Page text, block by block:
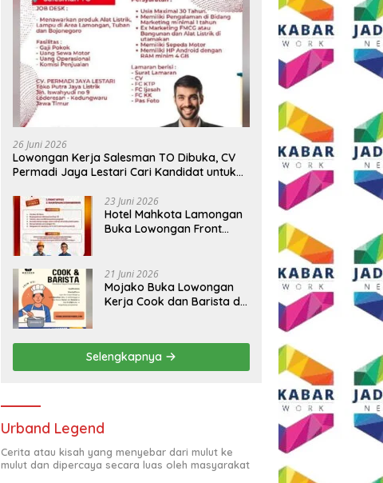
26 Juni 2026
Lowongan Kerja Salesman TO Dibuka, CV
Permadi Jaya Lestari Cari Kandidat untuk
23 Juni 2026
Hotel Mahkota Lamongan
Buka Lowongan Front
Syaratnya
21 Juni 2026
Mojako Buka Lowongan
Kerja Cook dan Barista di
Selengkapnya
Urband Legend
Cerita atau kisah yang menyebar dari mulut ke
mulut dan dipercaya secara luas oleh masyarakat